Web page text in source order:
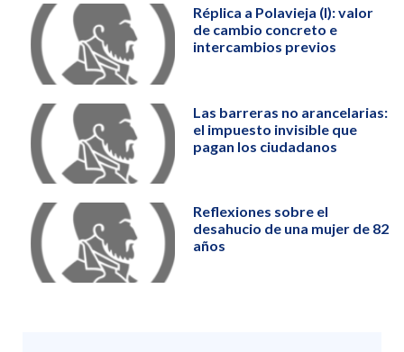
Réplica a Polavieja (I): valor
de cambio concreto e
intercambios previos
Las barreras no arancelarias:
el impuesto invisible que
pagan los ciudadanos
Reflexiones sobre el
desahucio de una mujer de 82
años